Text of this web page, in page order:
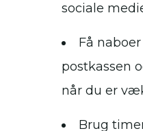
sociale
Få
postkassen
når du er
Brug